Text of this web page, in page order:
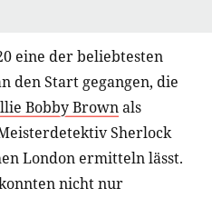
eine der beliebtesten
den Start gegangen, die
Bobby Brownals
Sherlock
London ermitteln lässt.
nicht nur